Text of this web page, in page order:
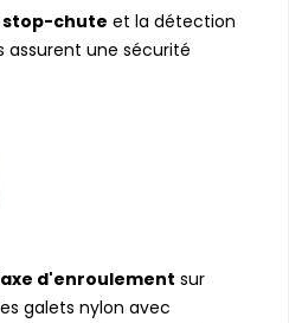
stop-chute et la détection
une sécurité
axe d'enroulement sur
galets nylon avec